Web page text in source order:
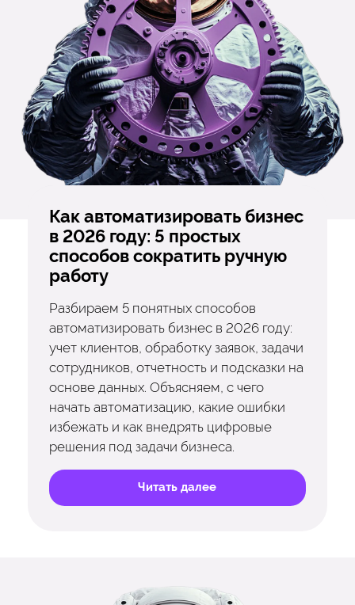
Как автоматизировать бизнес
в 2026 году: 5 простых
способов сократить ручную
работу
Разбираем 5 понятных способов
автоматизировать бизнес в 2026 году:
учет клиентов, обработку заявок, задачи
сотрудников, отчетность и подсказки на
основе данных. Объясняем, с чего
начать автоматизацию, какие ошибки
избежать и как внедрять цифровые
решения под задачи бизнеса.
Читать далее